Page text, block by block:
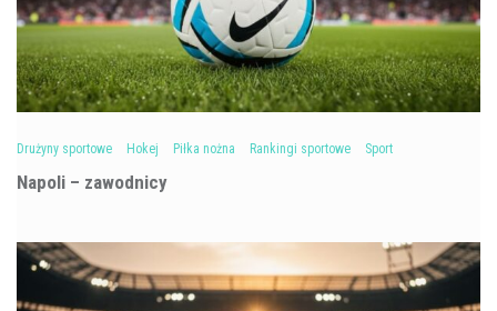
Drużyny sportowe Hokej Piłka nożna Rankingi sportowe Sport
Napoli – zawodnicy